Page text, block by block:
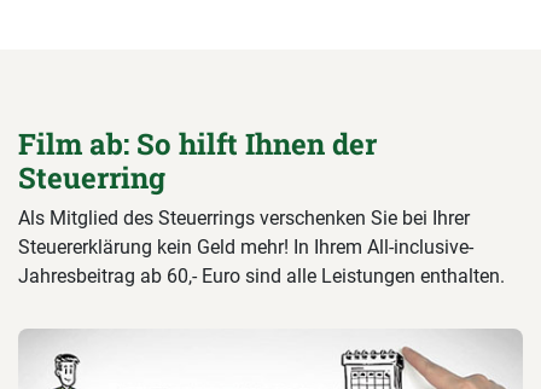
Film ab: So hilft Ihnen der
Steuerring
Als Mitglied des Steuerrings verschenken Sie bei Ihrer
Steuererklärung kein Geld mehr! In Ihrem All-inclusive-
Jahresbeitrag ab 60,- Euro sind alle Leistungen enthalten.